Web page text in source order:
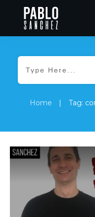
Home